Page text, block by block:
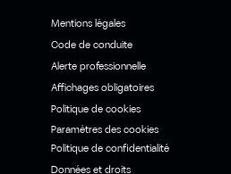
Mentions légales
Code de conduite
Alerte professionnelle
Affichages obligatoires
Politique de cookies
Paramètres des cookies
Politique de confidentialité
Données et droits